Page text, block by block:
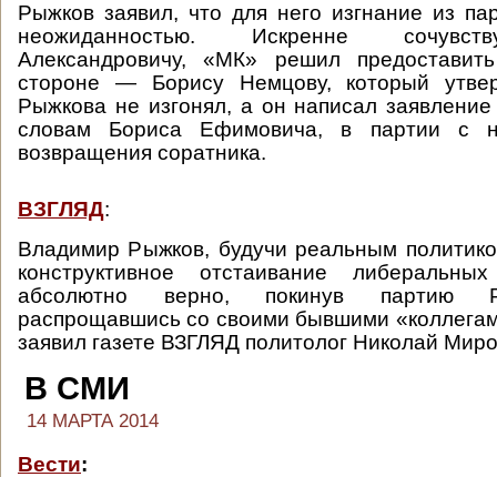
Рыжков заявил, что для него изгнание из
неожиданностью. Искренне
Александровичу, «МК» решил
стороне — Борису Немцову, который
Рыжкова не изгонял, а он написал
словам Бориса Ефимовича, в партии с
возвращения соратника.
ВЗГЛЯД:
Владимир Рыжков, будучи реальным
конструктивное отстаивание
абсолютно верно, покинув партию
распрощавшись со своими бывшими
заявил газете ВЗГЛЯД политолог Николай
В СМИ
14 МАРТА 2014
Вести: